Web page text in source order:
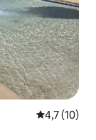
Évaluation
4,7 (10)